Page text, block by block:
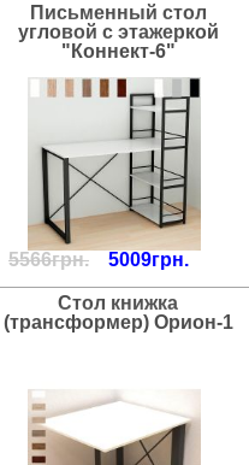
Письменный стол
угловой с этажеркой
"Коннект-6"
5566грн. 5009грн.
Стол книжка
(трансформер) Орион-1